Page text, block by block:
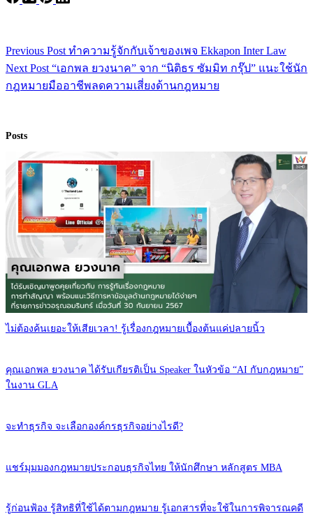
Previous Post ทำความรู้จักกับเจ้าของเพจ Ekkapon Inter Law
Next Post “เอกพล ยวงนาค” จาก “นิติธร ซัมมิท กรุ๊ป” แนะใช้นัก
กฎหมายมืออาชีพลดความเสี่ยงด้านกฎหมาย
Posts
ไม่ต้องค้นเยอะให้เสียเวลา! รู้เรื่องกฎหมายเบื้องต้นแค่ปลายนิ้ว
คุณเอกพล ยวงนาค ได้รับเกียรติเป็น Speaker ในหัวข้อ “AI กับกฎหมาย”
ในงาน GLA
จะทำธุรกิจ จะเลือกองค์กรธุรกิจอย่างไรดี?
แชร์มุมมองกฎหมายประกอบธุรกิจไทย ให้นักศึกษา หลักสูตร MBA
รู้ก่อนฟ้อง รู้สิทธิที่ใช้ได้ตามกฎหมาย รู้เอกสารที่จะใช้ในการพิจารณคดี